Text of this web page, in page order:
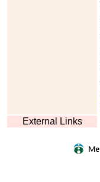
External Links